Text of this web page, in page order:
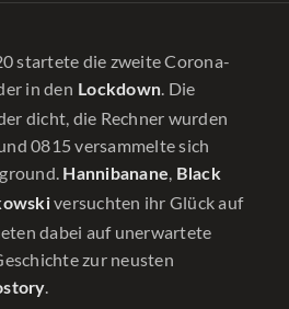
startete die zweite Corona-
in den Lockdown. Die
dicht, die Rechner wurden
0815 versammelte sich
Hannibanane, Black
versuchten ihr Glück auf
dabei auf unerwartete
zur neusten
.